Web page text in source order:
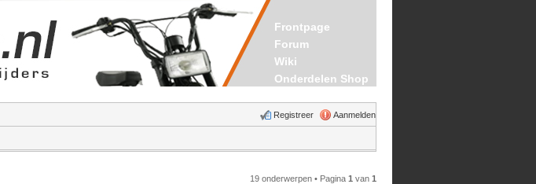
Frontpage
Forum
Wiki
Onderdelen Shop
Aanmelden
Registreer
19 onderwerpen • Pagina 1 van 1